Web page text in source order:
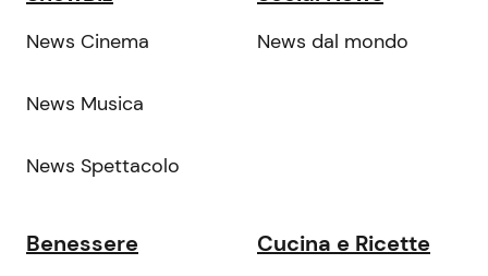
News Cinema
News Musica
News Spettacolo
News dal mondo
Benessere Cucina e Ricette